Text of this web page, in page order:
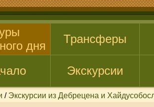
дня
Трансферы
Экскурсии
/ Экскурсии из Дебрецена и